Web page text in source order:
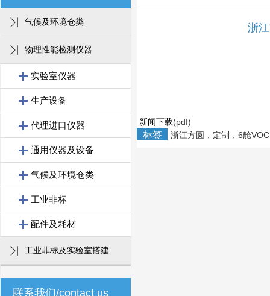
气候及环境仓类
物理性能检测仪器
实验室仪器
生产设备
代理进口仪器
通用仪器及设备
气候及环境仓类
工业非标
配件及耗材
工业非标及实验室搭建
联系我们/contact us
浙
新闻下载(pdf)
标签 浙江方圆，定制，6舱